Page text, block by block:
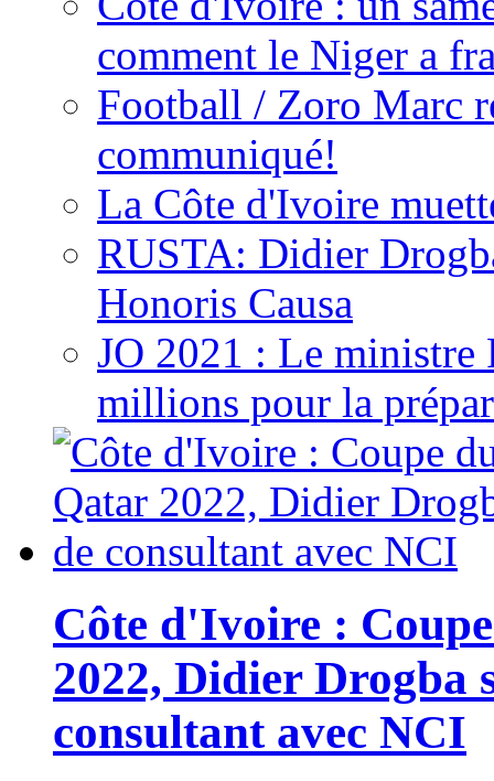
comment le Niger a
Football / Zoro Marc
communiqué!
La Côte d'Ivoire
RUSTA: Didier
Honoris Causa
JO 2021 : Le ministre
millions pour la
Côte d'Ivoire :
2022, Didier Drogba
consultant avec NCI